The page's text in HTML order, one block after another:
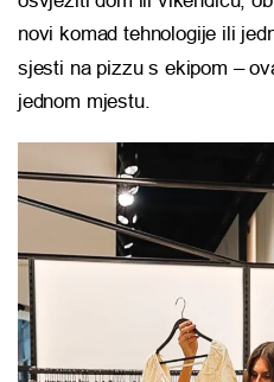
novi komad tehnologije ili
sjesti na pizzu s ekipom –
jednom mjestu.